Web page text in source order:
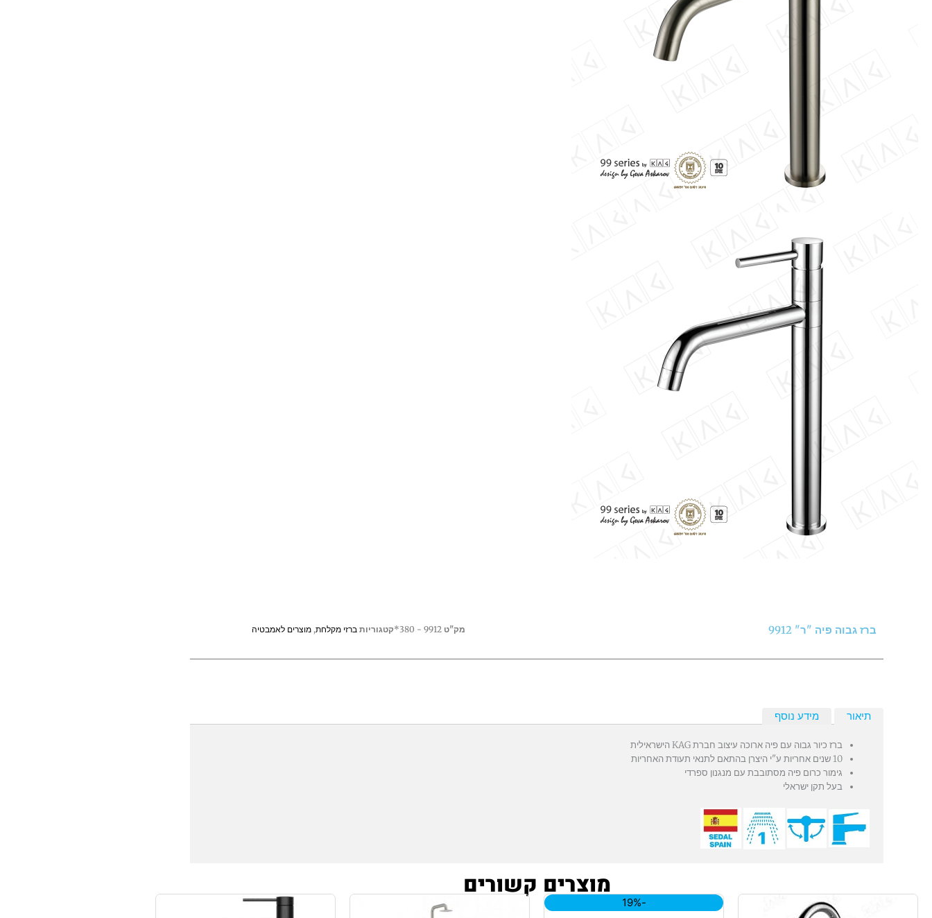
ברז גבוה פיה "ר" 9912 מק"ט9912 - 380* קטגוריות ברזי מקלחת,מוצרים לאמבטיה
תיאור מידע נוסף
ברז כיור גבוה עם פיה ארוכה עיצוב חברת KAG הישראילית
10 שנים אחריות ע"י היצרן בהתאם לתנאי תעודת האחריות
גימור כרום פיה מסתובבת עם מנגנון ספרדי
בעל תקן ישראלי
מוצרים קשורים
-19% המחיר